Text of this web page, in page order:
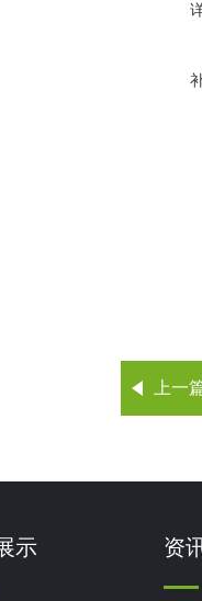
上一
示 资